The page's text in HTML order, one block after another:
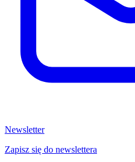
Newsletter
Zapisz się do newslettera